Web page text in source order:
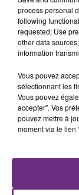
Engagé en
2011, au centre
à celui de
professionnel,
puis celui
de Reims
process personal
following
requested; Use
other data
information
Vous pouvez
sélectionnant les
Vous pouvez
accepter". Vos
pouvez mettre à
moment via le lien